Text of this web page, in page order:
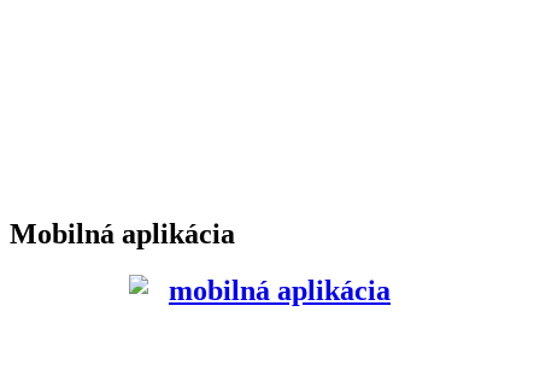
Mobilná aplikácia